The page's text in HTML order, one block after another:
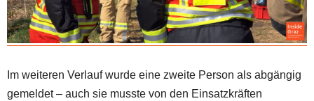
Im weiteren Verlauf wurde eine zweite Person als abgängig
gemeldet – auch sie musste von den Einsatzkräften